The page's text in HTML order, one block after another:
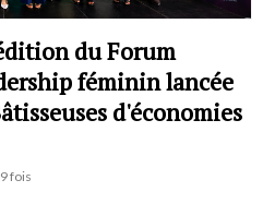
du Forum
féminin lancée
d'économies
fois